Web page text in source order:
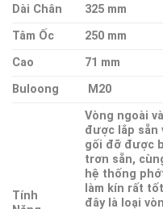
Dài Chân
325 mm
Tâm Ốc
250 mm
Cao
71 mm
Buloong
M20
Tính
Vòng ngoài và
được lắp sẵn
gối đỡ được
trơn sẵn,
hệ thống
làm kín rất
đây là loại